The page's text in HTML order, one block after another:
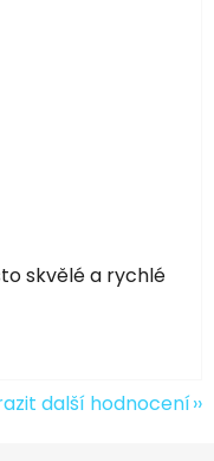
skvělé a rychlé
další hodnocení